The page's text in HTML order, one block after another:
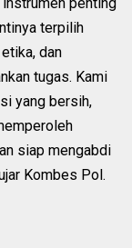
terpilih
dan
tugas. Kami
yang bersih,
siap mengabdi
Kombes Pol.